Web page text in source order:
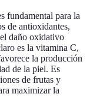
fundamental para la
de antioxidantes,
daño oxidativo
es la vitamina C,
la producción
de la piel. Es
de frutas y
maximizar la